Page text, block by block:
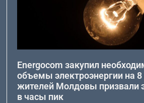
Energocom закупил
объемы электроэнергии на 8
жителей Молдовы призвали
в часы пик